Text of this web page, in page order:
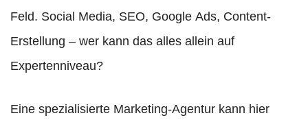
Feld. Social Media, SEO, Google Ads, Content-
Erstellung – wer kann das alles allein auf
Expertenniveau?
Eine spezialisierte Marketing-Agentur kann hier